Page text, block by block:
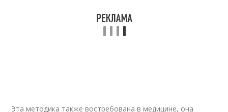
Эта методика также востребована в медицине, она